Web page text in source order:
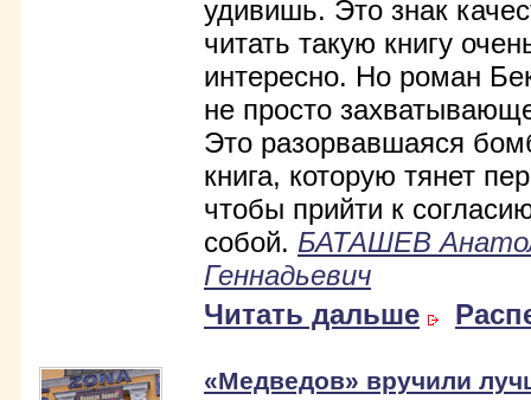
удивишь. Это знак
читать такую книгу
интересно. Но роман
не просто
Это разорвавшаяся
книга, которую тянет
чтобы прийти к
собой. БАТАШЕВ
Геннадьевич
Читать дальше
«Медведов» вручили